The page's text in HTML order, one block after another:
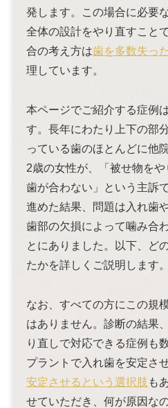
発します。この場合に必要
全体の設計をやり直すこと
合の考え方は歯を多数失っ
理しています。
本ページでご紹介する症例
す。長年にわたり上下の部
っている歯のほとんどに他
2歳の女性が、「被せ物を
歯が合わない」という主訴
進めた結果、問題は入れ歯
歯部の欠損によって噛み合
とにありました。以下、ど
たかを詳しくご説明します。
なお、すべての方にこの規
はありません。診断の結果
り直しで対応できる症例も
プラントで入れ歯を安定さ
安定させるという選択肢 も
せていただき、何が原因な